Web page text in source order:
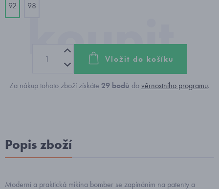
92 98
Vložit do košíku
Za nákup tohoto zboží získáte 29 bodů dověrnostního programu.
Popis zboží
Moderní a praktická mikina bomber se zapínáním na patenty a